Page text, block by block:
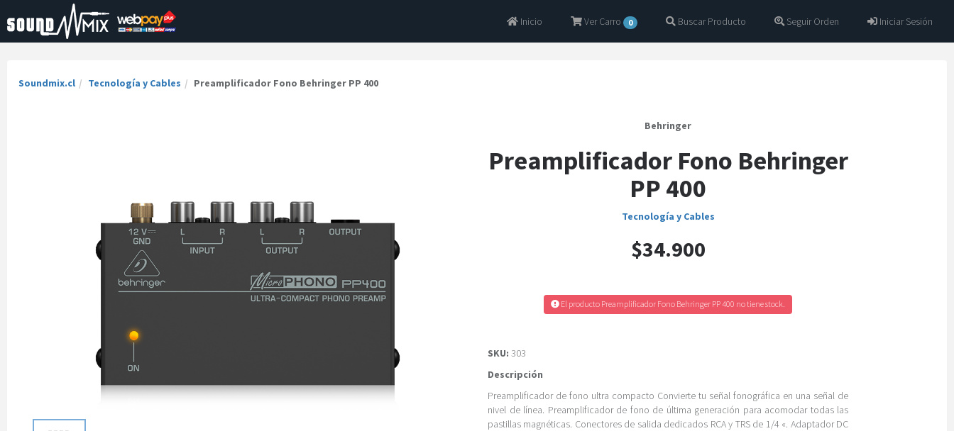
Inicio Ver Carro 0 Buscar Producto Seguir Orden Iniciar Sesión
Soundmix.cl Tecnología y Cables Preamplificador Fono Behringer PP 400
Behringer
Preamplificador Fono Behringer
PP 400
Tecnología y Cables
$34.900
El producto Preamplificador Fono Behringer PP 400 no tiene stock.
SKU: 303
Descripción
Preamplificador de fono ultra compacto Convierte tu señal fonográfica en una señal de
nivel de línea. Preamplificador de fono de última generación para acomodar todas las
pastillas magnéticas. Conectores de salida dedicados RCA y TRS de 1/4 «. Adaptador DC